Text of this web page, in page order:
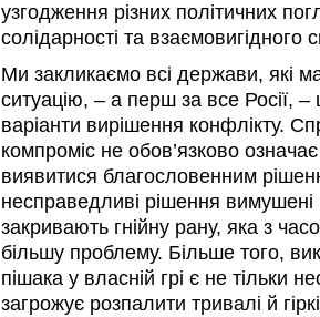
узгодження різних політичних
солідарності та взаємовигідного
Ми закликаємо всі держави, які
ситуацію, – а перш за все Росії,
варіанти вирішення конфлікту.
компроміс не обов’язково
виявитися благословенним
несправедливі рішення вимушені
закривають гнійну рану, яка з
більшу проблему. Більше того,
пішака у власній грі є не тільки
загрожує розпалити тривалі й